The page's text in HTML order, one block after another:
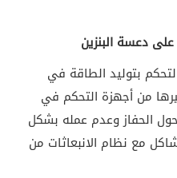
بتوليد الطاقة في
من أجهزة التحكم في
الحفاز وعدم عمله بشكل
مع نظام الانبعاثات من